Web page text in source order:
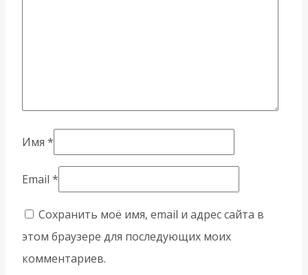
Имя *
Email *
Сохранить моё имя, email и адрес сайта в
этом браузере для последующих моих
комментариев.